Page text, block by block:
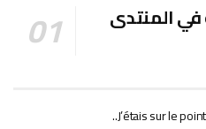
المنتدى
J’étais sur le